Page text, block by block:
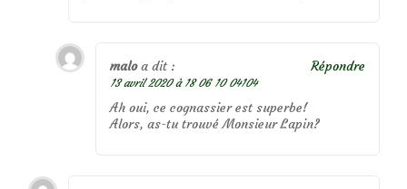
malo a dit :
13 avril 2020 à 18 06 10 04104
Ah oui, ce cognassier est superbe!
Alors, as-tu trouvé Monsieur Lapin?
Répondre